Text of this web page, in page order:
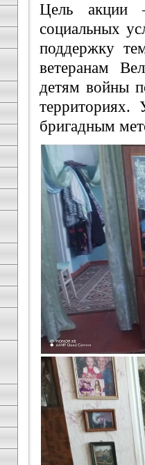
Цель акции
социальных
поддержку
ветеранам
детям войны
территориях.
бригадным